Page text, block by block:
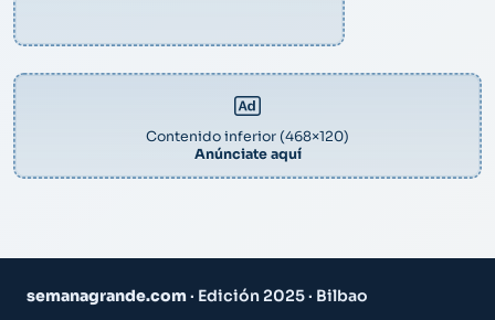
Contenido inferior (468×120)
Anúnciate aquí
semanagrande.com· Edición 2025 · Bilbao